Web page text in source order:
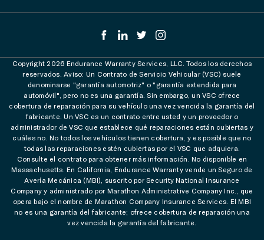
Copyright 2026 Endurance Warranty Services, LLC. Todos los derechos
reservados. Aviso: Un Contrato de Servicio Vehicular (VSC) suele
denominarse "garantía automotriz" o "garantía extendida para
automóvil", pero no es una garantía. Sin embargo, un VSC ofrece
cobertura de reparación para su vehículo una vez vencida la garantía del
fabricante. Un VSC es un contrato entre usted y un proveedor o
administrador de VSC que establece qué reparaciones están cubiertas y
cuáles no. No todos los vehículos tienen cobertura, y es posible que no
todas las reparaciones estén cubiertas por el VSC que adquiera.
Consulte el contrato para obtener más información. No disponible en
Massachusetts. En California, Endurance Warranty vende un Seguro de
Avería Mecánica (MBI), suscrito por Security National Insurance
Company y administrado por Marathon Administrative Company Inc., que
opera bajo el nombre de Marathon Company Insurance Services. El MBI
no es una garantía del fabricante; ofrece cobertura de reparación una
vez vencida la garantía del fabricante.